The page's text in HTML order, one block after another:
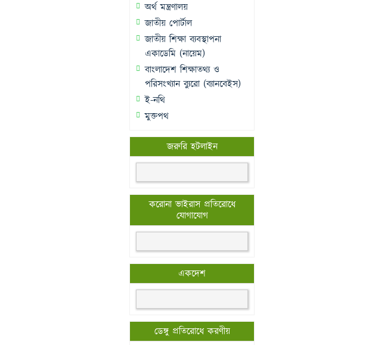
অর্থ মন্ত্রণালয়
জাতীয় পোর্টাল
জাতীয় শিক্ষা ব্যবস্থাপনা
একাডেমি (নায়েম)
বাংলাদেশ শিক্ষাতথ্য ও
পরিসংখ্যান ব্যুরো (ব্যানবেইস)
ই-নথি
মুক্তপথ
জরুরি হটলাইন
করোনা ভাইরাস প্রতিরোধে
যোগাযোগ
একদেশ
ডেঙ্গু প্রতিরোধে করণীয়